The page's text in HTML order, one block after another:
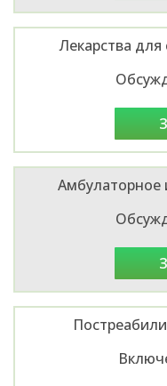
Лекарства для
Амбулаторное